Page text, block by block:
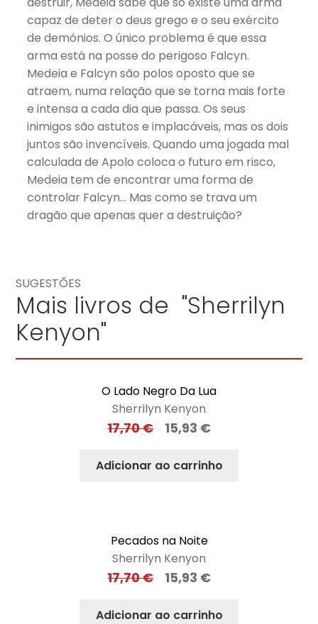
capaz de deter o deus grego e o seu exército
de demónios. O único problema é que essa
arma está na posse do perigoso Falcyn.
Medeia e Falcyn são polos oposto que se
atraem, numa relação que se torna mais forte
e intensa a cada dia que passa. Os seus
inimigos são astutos e implacáveis, mas os dois
juntos são invencíveis. Quando uma jogada mal
calculada de Apolo coloca o futuro em risco,
Medeia tem de encontrar uma forma de
controlar Falcyn… Mas como se trava um
dragão que apenas quer a destruição?
SUGESTÕES
Mais livros de "Sherrilyn
Kenyon"
O Lado Negro Da Lua
Sherrilyn Kenyon
17,70€ 15,93 €
Adicionar ao carrinho
Pecados na Noite
Sherrilyn Kenyon
17,70€ 15,93 €
Adicionar ao carrinho